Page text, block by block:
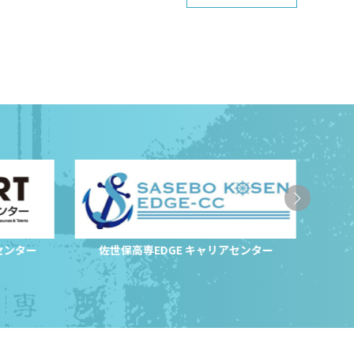
ター 佐世保高専EDGE キャリアセンター